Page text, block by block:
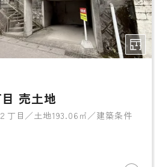
売土地
丁目／土地193.06㎡／建築条件